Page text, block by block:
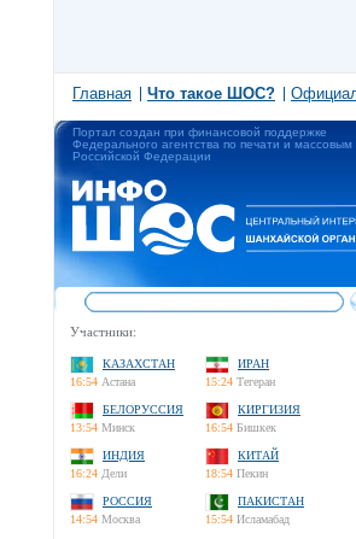
Главная Что такое ШОС?
Портал создан при финансовой поддержке
Федерального агентства по печати и массовым
Российской Федерации
Участники:
КАЗАХСТАН
16:54 Астана
ИРАН
15:24 Тегеран
БЕЛОРУССИЯ
13:54 Минск
КИРГИЗИЯ
16:54 Бишкек
ИНДИЯ
16:24 Дели
КИТАЙ
18:54 Пекин
РОССИЯ
14:54 Москва
ПАКИСТАН
15:54 Исламабад